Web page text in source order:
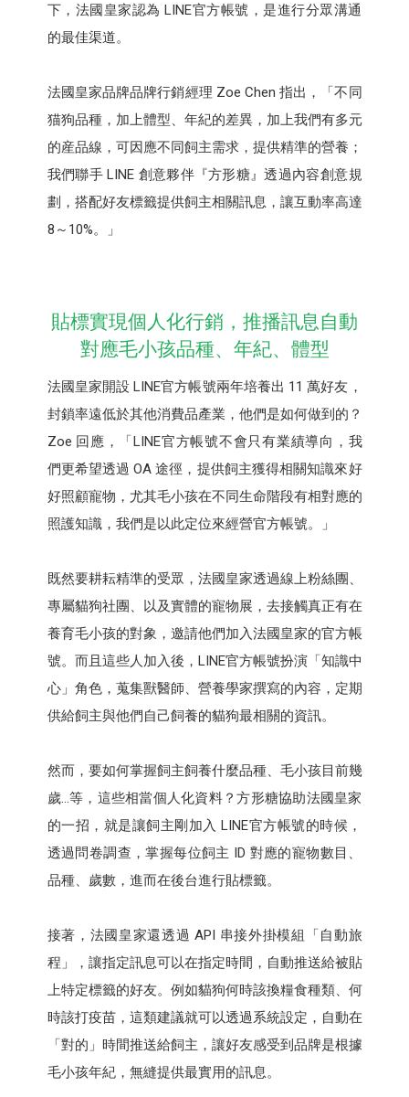
下，法國皇家認為 LINE官方帳號，是進行分眾溝通
的最佳渠道。
法國皇家品牌品牌行銷經理 Zoe Chen 指出，「不同
猫狗品種，加上體型、年紀的差異，加上我們有多元
的産品線，可因應不同飼主需求，提供精準的營養；
我們聯手 LINE 創意夥伴『方形糖』透過內容創意規
劃，搭配好友標籤提供飼主相關訊息，讓互動率高達
8～10%。」
貼標實現個人化行銷，推播訊息自動
對應毛小孩品種、年紀、體型
法國皇家開設 LINE官方帳號兩年培養出 11 萬好友，
封鎖率遠低於其他消費品產業，他們是如何做到的？
Zoe 回應，「LINE官方帳號不會只有業績導向，我
們更希望透過 OA 途徑，提供飼主獲得相關知識來好
好照顧寵物，尤其毛小孩在不同生命階段有相對應的
照護知識，我們是以此定位來經營官方帳號。」
既然要耕耘精準的受眾，法國皇家透過線上粉絲團、
專屬貓狗社團、以及實體的寵物展，去接觸真正有在
養育毛小孩的對象，邀請他們加入法國皇家的官方帳
號。而且這些人加入後，LINE官方帳號扮演「知識中
心」角色，蒐集獸醫師、營養學家撰寫的內容，定期
供給飼主與他們自己飼養的貓狗最相關的資訊。
然而，要如何掌握飼主飼養什麼品種、毛小孩目前幾
歲…等，這些相當個人化資料？方形糖協助法國皇家
的一招，就是讓飼主剛加入 LINE官方帳號的時候，
透過問卷調查，掌握每位飼主 ID 對應的寵物數目、
品種、歲數，進而在後台進行貼標籤。
接著，法國皇家還透過 API 串接外掛模組「自動旅
程」，讓指定訊息可以在指定時間，自動推送給被貼
上特定標籤的好友。例如貓狗何時該換糧食種類、何
時該打疫苗，這類建議就可以透過系統設定，自動在
「對的」時間推送給飼主，讓好友感受到品牌是根據
毛小孩年紀，無縫提供最實用的訊息。